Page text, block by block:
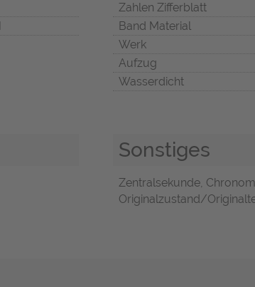
Zahlen Zifferblatt
Band Material
Werk
Aufzug
Wasserdicht
Sonstiges
Zentralsekunde,
Originalzustand/